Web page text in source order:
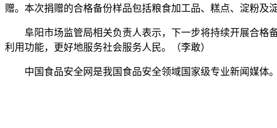
赠。本次捐赠的合格备份样品包括粮食加工品、糕点、淀粉及
阜阳市场监管局相关负责人表示，下一步将持续开展合格
利用功能，更好地服务社会服务人民。（李敢）
中国食品安全网是我国食品安全领域国家级专业新闻媒体。